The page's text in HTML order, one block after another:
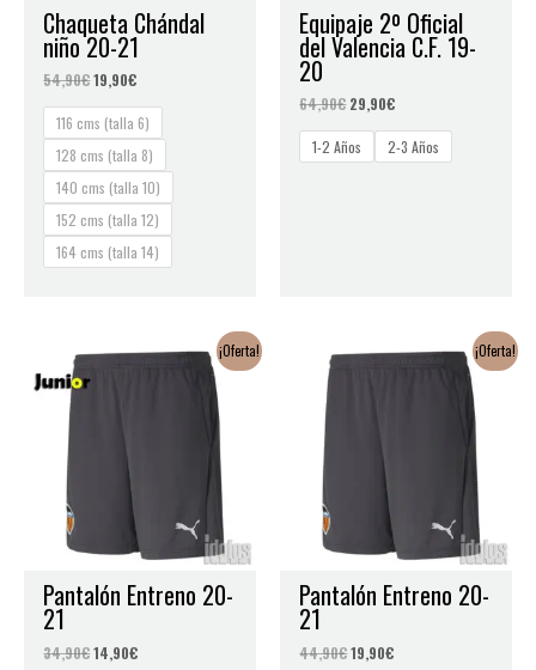
Chaqueta Chándal
niño 20-21
54,90€19,90€
116 cms (talla 6)
128 cms (talla 8)
140 cms (talla 10)
152 cms (talla 12)
164 cms (talla 14)
Equipaje 2º Oficial
del Valencia C.F. 19-
20
64,90€29,90€
1-2 Años 2-3 Años
¡Oferta!
Pantalón Entreno 20-
21
34,90€14,90€
¡Oferta!
Pantalón Entreno 20-
21
44,90€19,90€